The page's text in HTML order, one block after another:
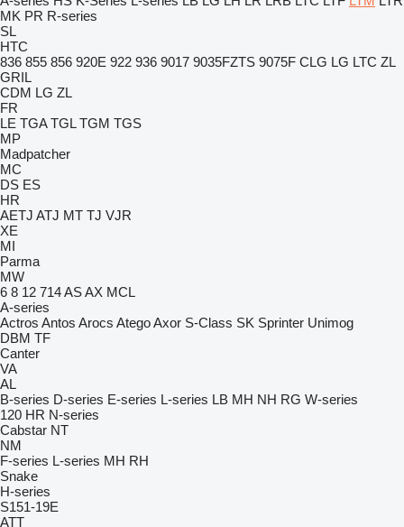
MK PR R-series
SL
HTC
836 855 856 920E 922 936 9017 9035FZTS 9075F CLG LG LTC ZL
GRIL
CDM LG ZL
FR
LE TGA TGL TGM TGS
MP
Madpatcher
MC
DS ES
HR
AETJ ATJ MT TJ VJR
XE
MI
Parma
MW
6 8 12 714ASAX MCL
A-series
Actros Antos Arocs AtegoAxor S-Class SK Sprinter Unimog
DBM TF
Canter
VA
AL
B-series D-series E-series L-series LB MH NH RG W-series
120 HR N-series
Cabstar NT
NM
F-series L-series MH RH
Snake
H-series
S151-19E
ATT